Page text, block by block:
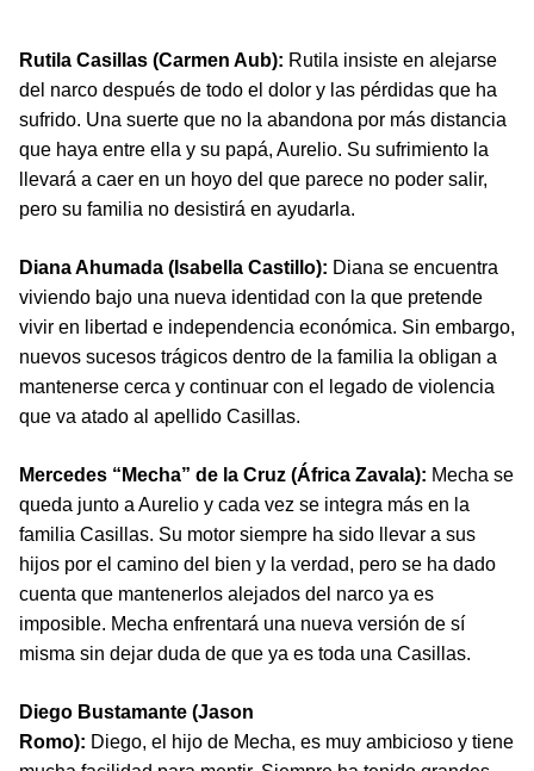
Rutila Casillas (Carmen Aub): Rutila insiste en alejarse
del narco después de todo el dolor y las pérdidas que ha
sufrido. Una suerte que no la abandona por más distancia
que haya entre ella y su papá, Aurelio. Su sufrimiento la
llevará a caer en un hoyo del que parece no poder salir,
pero su familia no desistirá en ayudarla.
Diana Ahumada (Isabella Castillo): Diana se encuentra
viviendo bajo una nueva identidad con la que pretende
vivir en libertad e independencia económica. Sin embargo,
nuevos sucesos trágicos dentro de la familia la obligan a
mantenerse cerca y continuar con el legado de violencia
que va atado al apellido Casillas.
Mercedes “Mecha” de la Cruz (África Zavala): Mecha se
queda junto a Aurelio y cada vez se integra más en la
familia Casillas. Su motor siempre ha sido llevar a sus
hijos por el camino del bien y la verdad, pero se ha dado
cuenta que mantenerlos alejados del narco ya es
imposible. Mecha enfrentará una nueva versión de sí
misma sin dejar duda de que ya es toda una Casillas.
Diego Bustamante (Jason
Romo): Diego, el hijo de Mecha, es muy ambicioso y tiene